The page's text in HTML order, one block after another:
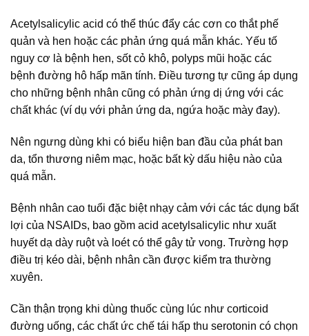
Acetylsalicylic acid có thể thúc đẩy các cơn co thắt phế
quản và hen hoặc các phản ứng quá mẫn khác. Yếu tố
nguy cơ là bệnh hen, sốt cỏ khô, polyps mũi hoặc các
bệnh đường hô hấp mãn tính. Điều tương tự cũng áp dụng
cho những bệnh nhân cũng có phản ứng dị ứng với các
chất khác (ví dụ với phản ứng da, ngứa hoặc mày đay).
Nên ngưng dùng khi có biểu hiện ban đầu của phát ban
da, tổn thương niêm mạc, hoặc bất kỳ dấu hiệu nào của
quá mẫn.
Bệnh nhân cao tuổi đặc biệt nhạy cảm với các tác dụng bất
lợi của NSAIDs, bao gồm acid acetylsalicylic như xuất
huyết dạ dày ruột và loét có thể gây tử vong. Trường hợp
điều trị kéo dài, bệnh nhân cần được kiểm tra thường
xuyên.
Cần thận trọng khi dùng thuốc cùng lúc như corticoid
đường uống, các chất ức chế tái hấp thu serotonin có chọn